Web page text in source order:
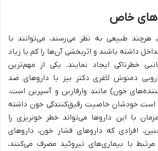
خاص
هرچند طبیعی به نظر می‌رسند، می‌توانند با
داشته باشند و اثربخشی آن‌ها را کم یا زیاد
خطرناکی ایجاد نمایند. یکی از مهم‌ترین
دمنوش لاغری دکتر بیز با داروهای ضد
خون) مانند وارفارین و آسپرین است.
است خودشان خاصیت رقیق‌کنندگی خون داشته
با این داروها می‌تواند خطر خونریزی را
افرادی که داروهای فشار خون، داروهای
با بیماری‌های تیروئید مصرف می‌کنند،